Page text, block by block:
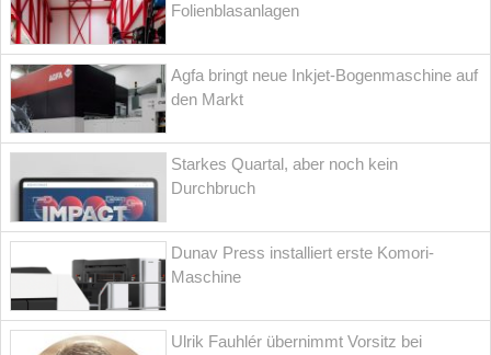
Folienblasanlagen
Agfa bringt neue Inkjet-Bogenmaschine auf
den Markt
Starkes Quartal, aber noch kein
Durchbruch
Dunav Press installiert erste Komori-
Maschine
Ulrik Fauhlér übernimmt Vorsitz bei